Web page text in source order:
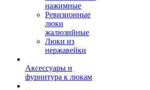
нажимные
Ревизионные
люки
жалюзийные
Люки из
нержавейки
Аксессуары и
фурнитура к люкам